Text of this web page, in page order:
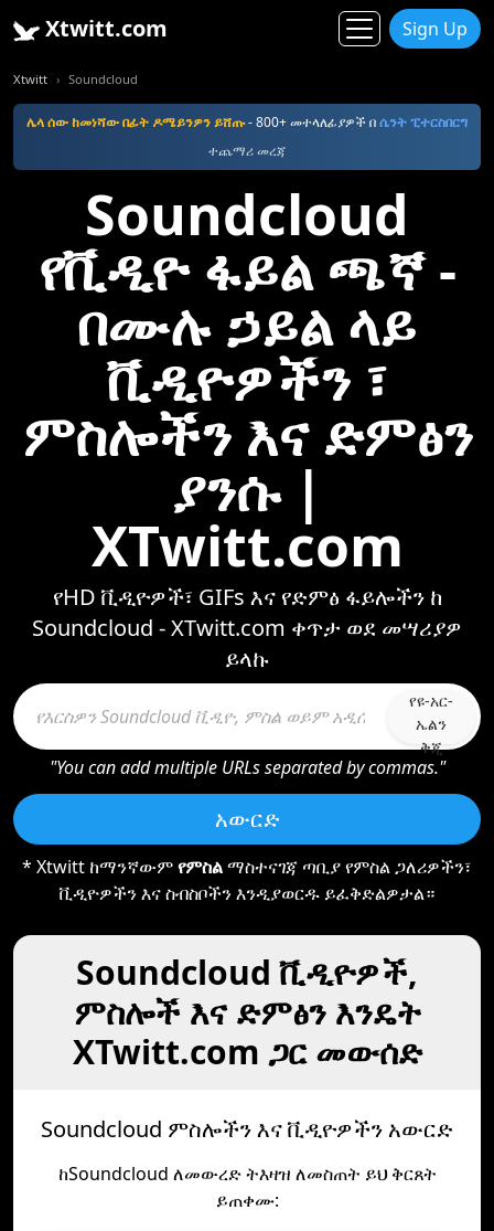
Xtwitt.com Sign Up
Xtwitt Soundcloud
ሌላ ሰው ከመነሻው በፊት ዶሜይንዎን ይሸጡ- 800+ መተላለፊያዎች በሴንት ፒተርስበርግ
ተጨማሪ መረጃ
Soundcloud
የቪዲዮ ፋይል ጫኛ -
በሙሉ ኃይል ላይ
ቪዲዮዎችን ፣
ምስሎችን እና ድምፅን
ያንሱ |
XTwitt.com
የHD ቪዲዮዎች፣ GIFs እና የድምፅ ፋይሎችን ከ
Soundcloud - XTwitt.com ቀጥታ ወደ መሣሪያዎ
ይላኩ
የዩ-አር-
ኤልን
ቅጂ
"You can add multiple URLs separated by commas."
አውርድ
* Xtwitt ከማንኛውምየምስልማስተናገጃ ጣቢያ የምስል ጋለሪዎችን፣
ቪዲዮዎችን እና ስብስቦችን እንዲያወርዱ ይፈቅድልዎታል።
Soundcloud ቪዲዮዎች,
ምስሎች እና ድምፅን እንዴት
XTwitt.com ጋር መውሰድ
Soundcloud ምስሎችን እና ቪዲዮዎችን አውርድ
ከSoundcloud ለመውረድ ትእዛዝ ለመስጠት ይህ ቅርጸት
ይጠቀሙ: